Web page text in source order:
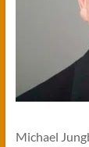
Michael